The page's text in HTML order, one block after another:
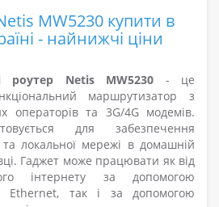
MW5230 купити в
- найнижчі ціни
роутер Netis MW5230
- це
маршрутизатор з
операторів та 3G/4G модемів.
для забезпечення
та локальної мережі в домашній
Гаджет може працювати як від
інтернету за допомогою
Ethernet, так і за допомогою